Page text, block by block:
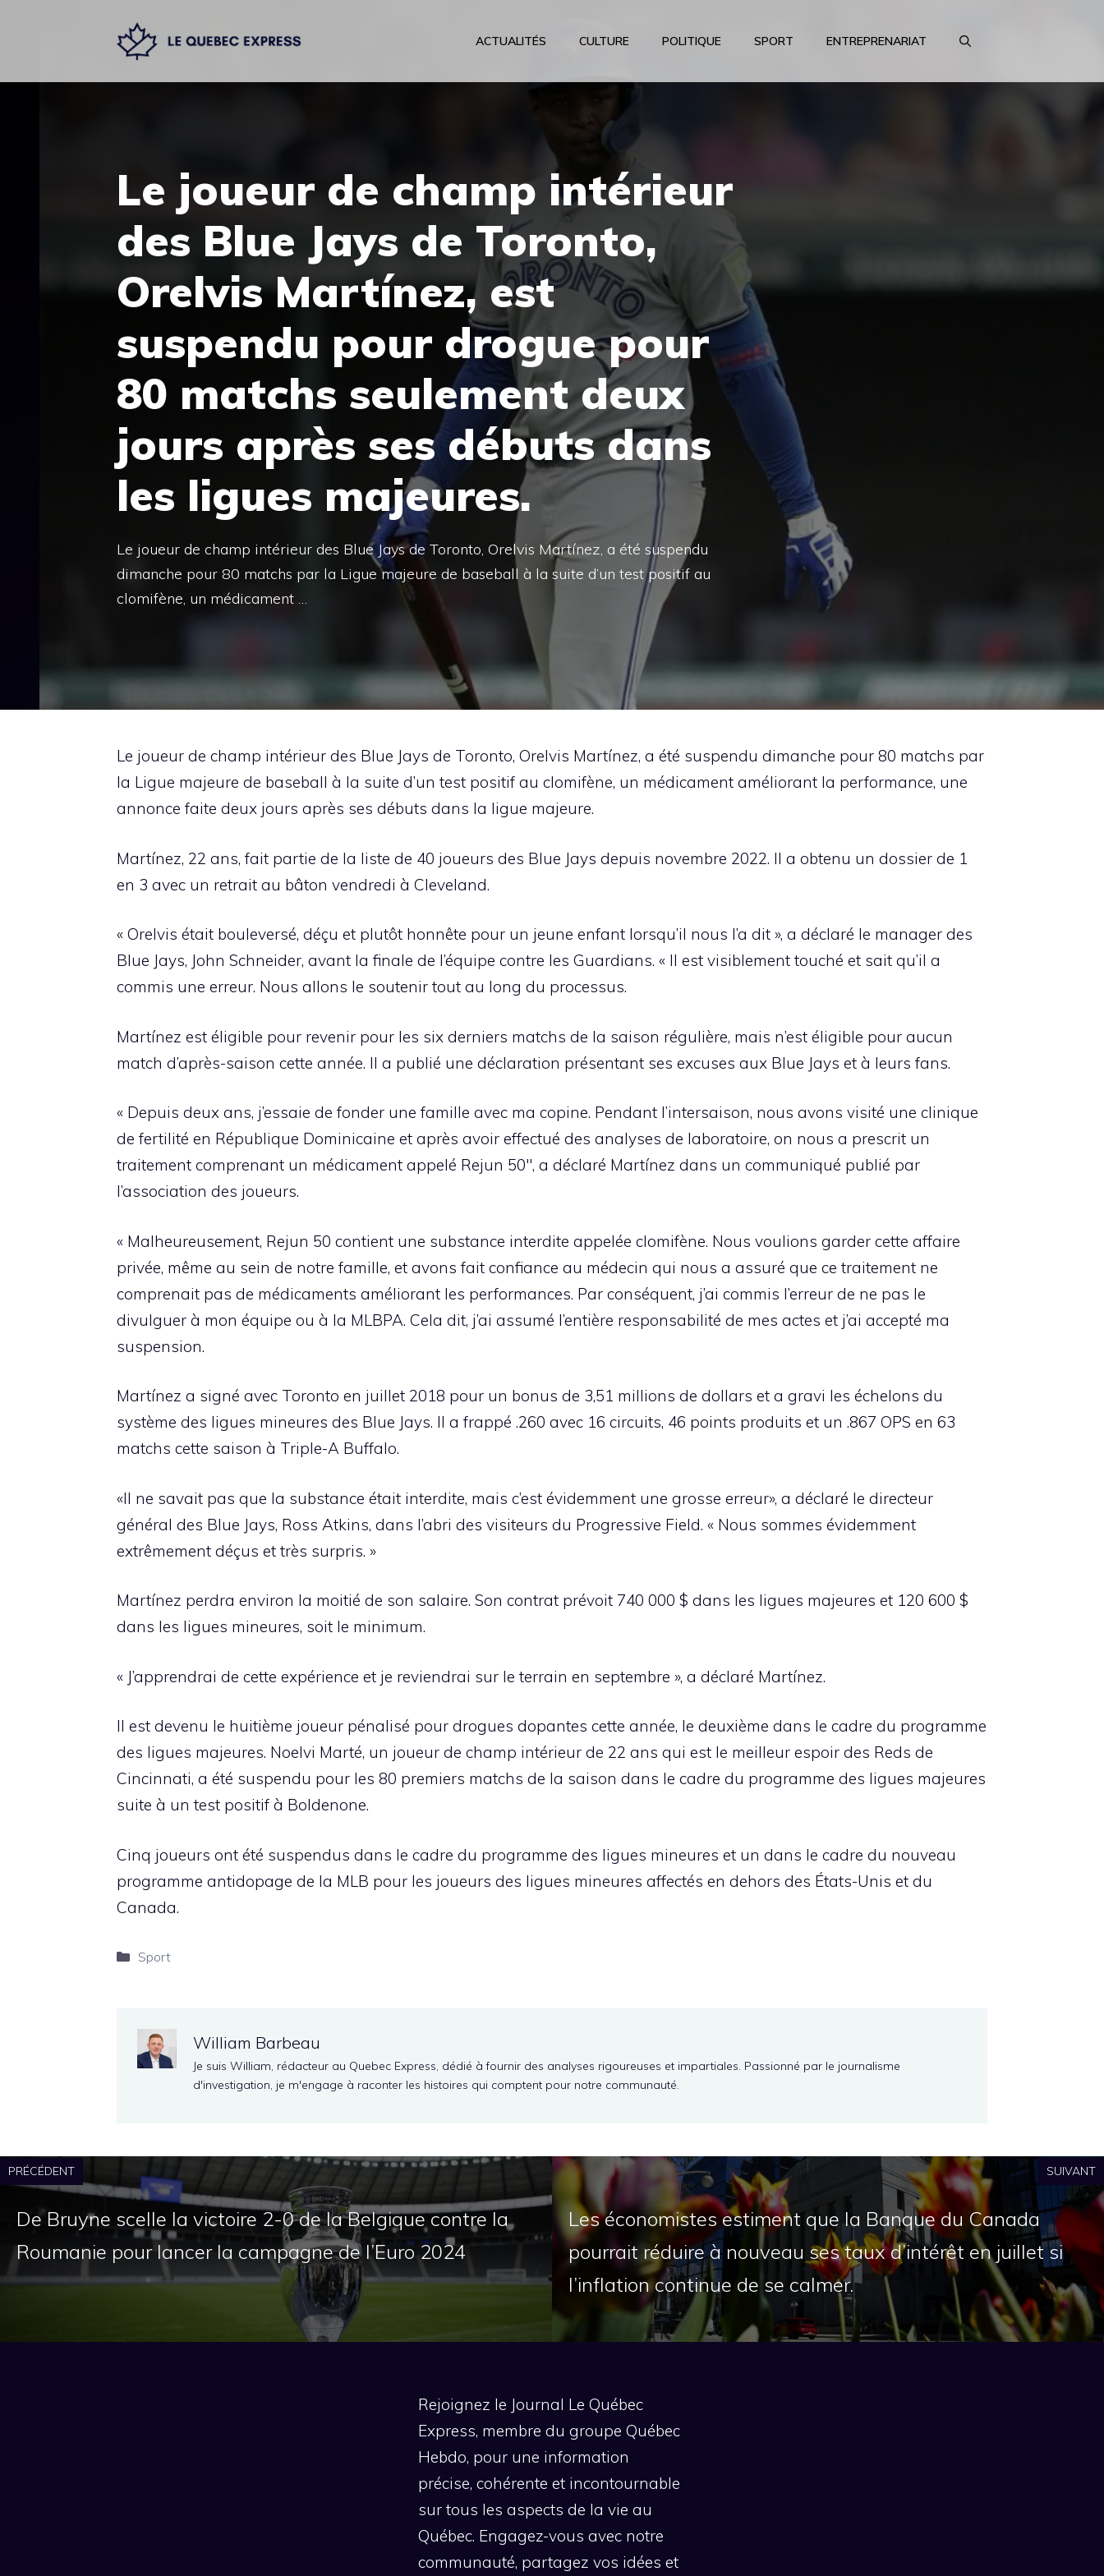
ACTUALITÉS CULTURE POLITIQUE SPORT ENTREPRENARIAT
Le joueur de champ intérieur
des Blue Jays de Toronto,
Orelvis Martínez, est
suspendu pour drogue pour
80 matchs seulement deux
jours après ses débuts dans
les ligues majeures.
Le joueur de champ intérieur des Blue Jays de Toronto, Orelvis Martínez, a été suspendu
dimanche pour 80 matchs par la Ligue majeure de baseball à la suite d’un test positif au
clomifène, un médicament …
Le joueur de champ intérieur des Blue Jays de Toronto, Orelvis Martínez, a été suspendu dimanche pour 80 matchs par
la Ligue majeure de baseball à la suite d’un test positif au clomifène, un médicament améliorant la performance, une
annonce faite deux jours après ses débuts dans la ligue majeure.
Martínez, 22 ans, fait partie de la liste de 40 joueurs des Blue Jays depuis novembre 2022. Il a obtenu un dossier de 1
en 3 avec un retrait au bâton vendredi à Cleveland.
« Orelvis était bouleversé, déçu et plutôt honnête pour un jeune enfant lorsqu’il nous l’a dit », a déclaré le manager des
Blue Jays, John Schneider, avant la finale de l’équipe contre les Guardians. « Il est visiblement touché et sait qu’il a
commis une erreur. Nous allons le soutenir tout au long du processus.
Martínez est éligible pour revenir pour les six derniers matchs de la saison régulière, mais n’est éligible pour aucun
match d’après-saison cette année. Il a publié une déclaration présentant ses excuses aux Blue Jays et à leurs fans.
« Depuis deux ans, j’essaie de fonder une famille avec ma copine. Pendant l’intersaison, nous avons visité une clinique
de fertilité en République Dominicaine et après avoir effectué des analyses de laboratoire, on nous a prescrit un
traitement comprenant un médicament appelé Rejun 50″, a déclaré Martínez dans un communiqué publié par
l’association des joueurs.
« Malheureusement, Rejun 50 contient une substance interdite appelée clomifène. Nous voulions garder cette affaire
privée, même au sein de notre famille, et avons fait confiance au médecin qui nous a assuré que ce traitement ne
comprenait pas de médicaments améliorant les performances. Par conséquent, j’ai commis l’erreur de ne pas le
divulguer à mon équipe ou à la MLBPA. Cela dit, j’ai assumé l’entière responsabilité de mes actes et j’ai accepté ma
suspension.
Martínez a signé avec Toronto en juillet 2018 pour un bonus de 3,51 millions de dollars et a gravi les échelons du
système des ligues mineures des Blue Jays. Il a frappé .260 avec 16 circuits, 46 points produits et un .867 OPS en 63
matchs cette saison à Triple-A Buffalo.
«Il ne savait pas que la substance était interdite, mais c’est évidemment une grosse erreur», a déclaré le directeur
général des Blue Jays, Ross Atkins, dans l’abri des visiteurs du Progressive Field. « Nous sommes évidemment
extrêmement déçus et très surpris. »
Martínez perdra environ la moitié de son salaire. Son contrat prévoit 740 000 $ dans les ligues majeures et 120 600 $
dans les ligues mineures, soit le minimum.
« J’apprendrai de cette expérience et je reviendrai sur le terrain en septembre », a déclaré Martínez.
Il est devenu le huitième joueur pénalisé pour drogues dopantes cette année, le deuxième dans le cadre du programme
des ligues majeures. Noelvi Marté, un joueur de champ intérieur de 22 ans qui est le meilleur espoir des Reds de
Cincinnati, a été suspendu pour les 80 premiers matchs de la saison dans le cadre du programme des ligues majeures
suite à un test positif à Boldenone.
Cinq joueurs ont été suspendus dans le cadre du programme des ligues mineures et un dans le cadre du nouveau
programme antidopage de la MLB pour les joueurs des ligues mineures affectés en dehors des États-Unis et du
Canada.
Catégories
Sport
William Barbeau
Je suis William, rédacteur au Quebec Express, dédié à fournir des analyses rigoureuses et impartiales. Passionné par le journalisme
d'investigation, je m'engage à raconter les histoires qui comptent pour notre communauté.
PRÉCÉDENT
De Bruyne scelle la victoire 2-0 de la Belgique contre la
Roumanie pour lancer la campagne de l’Euro 2024
SUIVANT
Les économistes estiment que la Banque du Canada
pourrait réduire à nouveau ses taux d’intérêt en juillet si
l’inflation continue de se calmer.
Rejoignez le Journal Le Québec
Express, membre du groupe Québec
Hebdo, pour une information
précise, cohérente et incontournable
sur tous les aspects de la vie au
Québec. Engagez-vous avec notre
communauté, partagez vos idées et